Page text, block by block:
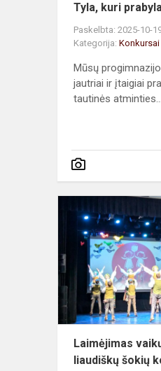
Tyla, kuri
Paskelbta: 2025-10-
Kategorija: Konkursai
Mūsų
jautriai ir įtaigiai
tautinės atminties...
Laimėjimas
liaudiškų šokių